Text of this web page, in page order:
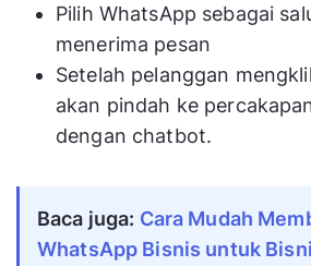
Pilih WhatsApp sebagai
menerima pesan
Setelah pelanggan
akan pindah ke
dengan chatbot.
Baca juga: Cara Mudah
WhatsApp Bisnis untuk